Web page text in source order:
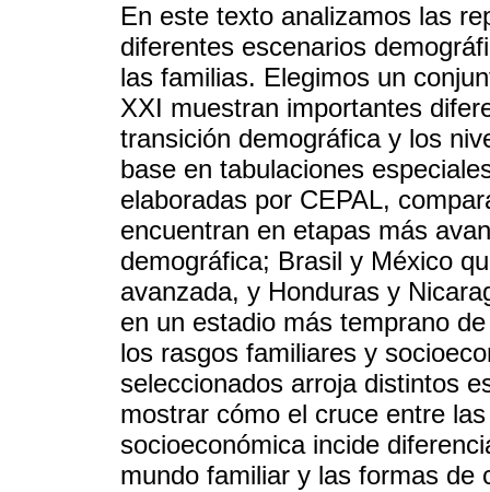
En este texto analizamos las
diferentes escenarios
las familias. Elegimos un
XXI muestran importantes
transición demográfica y los
base en tabulaciones
elaboradas por CEPAL,
encuentran en etapas más
demográfica; Brasil y México
avanzada, y Honduras y
en un estadio más temprano
los rasgos familiares y
seleccionados arroja distintos
mostrar cómo el cruce entre
socioeconómica incide
mundo familiar y las formas de